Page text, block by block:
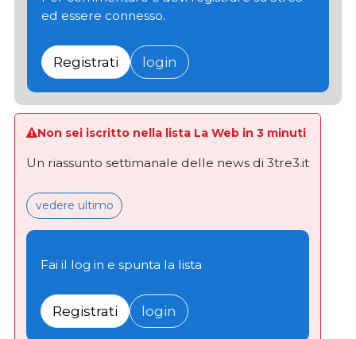
ed essere connesso.
Registrati login
Non sei iscritto nella lista La Web in 3 minuti
Un riassunto settimanale delle news di 3tre3.it
vedere ultimo
Fai il log in e spunta la lista
Registrati login